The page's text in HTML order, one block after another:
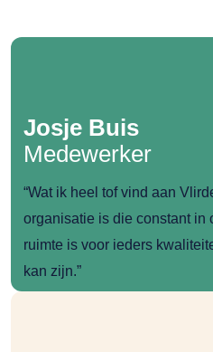
Josje Buis
Medewerker
“Wat ik heel tof vind aan
organisatie is die constant in
ruimte is voor ieders
kan zijn.”